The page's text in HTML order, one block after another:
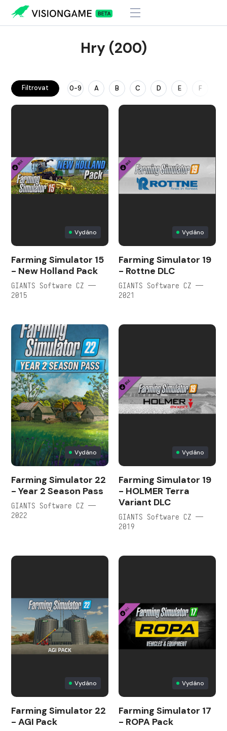
Hry (200)
Filtrovat 0-9 A B C D E F
Vydáno
Farming Simulator 15
- New Holland Pack
GIANTS Software CZ —
2015
Vydáno
Farming Simulator 19
- Rottne DLC
GIANTS Software CZ —
2021
Vydáno
Farming Simulator 22
- Year 2 Season Pass
GIANTS Software CZ —
2022
Vydáno
Farming Simulator 19
- HOLMER Terra
Variant DLC
GIANTS Software CZ —
2019
Vydáno
Farming Simulator 22
- AGI Pack
Vydáno
Farming Simulator 17
- ROPA Pack